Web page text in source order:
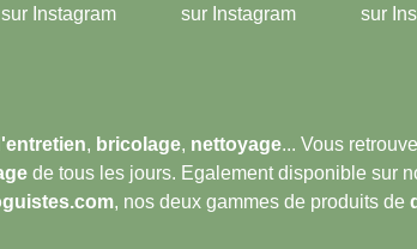
, bricolage, nettoyage... Vous
de tous les jours. Egalement disponible sur
, nos deux gammes de produits de